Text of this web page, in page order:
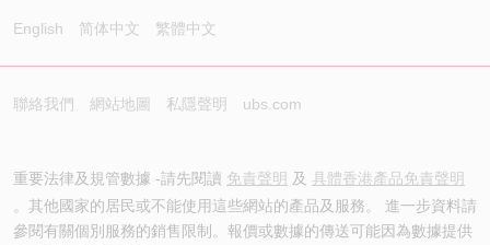
English 简体中文 繁體中文
聯絡我們 網站地圖 私隱聲明 ubs.com
重要法律及規管數據 -請先閱讀 免責聲明 及 具體香港產品免責聲明
。其他國家的居民或不能使用這些網站的產品及服務。 進一步資料請
參閱有關個別服務的銷售限制。報價或數據的傳送可能因為數據提供